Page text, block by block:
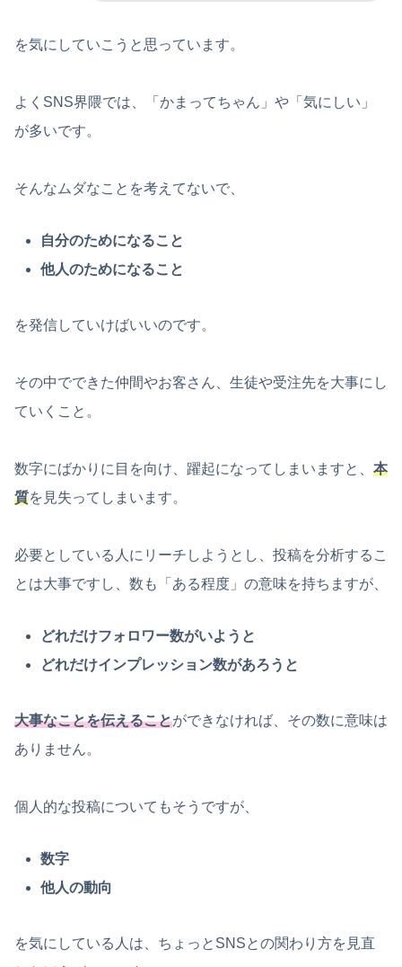
を気にしていこうと思っています。
よくSNS界隈では、「かまってちゃん」や「気にしい」
が多いです。
そんなムダなことを考えてないで、
自分のためになること
他人のためになること
を発信していけばいいのです。
その中でできた仲間やお客さん、生徒や受注先を大事にし
ていくこと。
数字にばかりに目を向け、躍起になってしまいますと、 本
質を見失ってしまいます。
必要としている人にリーチしようとし、投稿を分析するこ
とは大事ですし、数も「ある程度」の意味を持ちますが、
どれだけフォロワー数がいようと
どれだけインプレッション数があろうと
大事なことを伝えることができなければ、その数に意味は
ありません。
個人的な投稿についてもそうですが、
数字
他人の動向
を気にしている人は、ちょっとSNSとの関わり方を見直